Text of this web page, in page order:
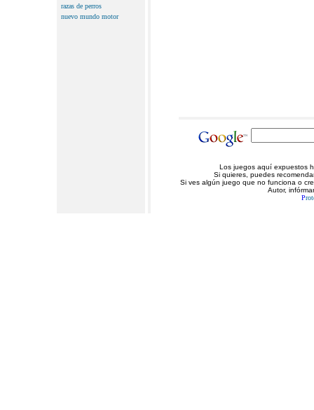
razas de perros
nuevo mundo motor
Los juegos aquí expuestos
Si quieres, puedes
Si ves algún juego que no funciona o
Autor,
P